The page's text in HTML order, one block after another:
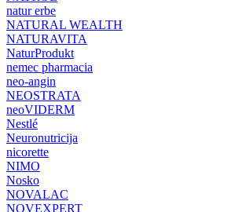
natur erbe
NATURAL WEALTH
NATURAVITA
NaturProdukt
nemec pharmacia
neo-angin
NEOSTRATA
neoVIDERM
Nestlé
Neuronutricija
nicorette
NIMO
Nosko
NOVALAC
NOVEXPERT